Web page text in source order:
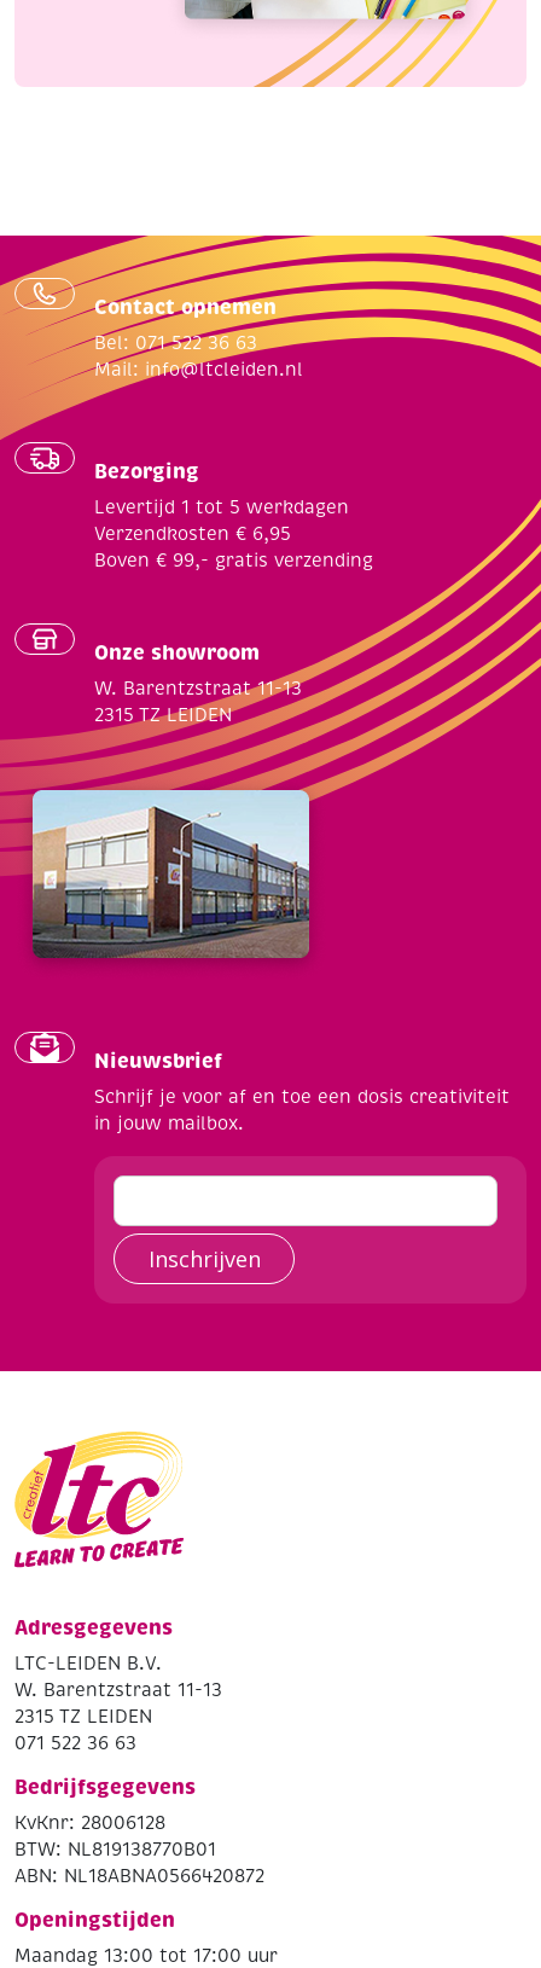
Contact opnemen
Bel: 071 522 36 63
Mail: info@ltcleiden.nl
Bezorging
Levertijd 1 tot 5 werkdagen
Verzendkosten € 6,95
Boven € 99,- gratis verzending
Onze showroom
W. Barentzstraat 11-13
2315 TZ LEIDEN
Nieuwsbrief
Schrijf je voor af en toe een dosis creativiteit
in jouw mailbox.
Inschrijven
Adresgegevens
LTC-LEIDEN B.V.
W. Barentzstraat 11-13
2315 TZ LEIDEN
071 522 36 63
Bedrijfsgegevens
KvKnr: 28006128
BTW: NL819138770B01
ABN: NL18ABNA0566420872
Openingstijden
Maandag 13:00 tot 17:00 uur